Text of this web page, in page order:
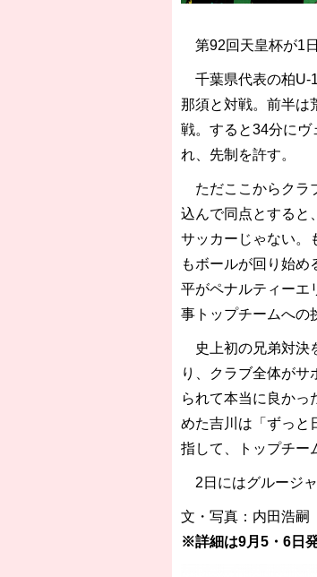
第92回天皇杯が1
千葉県代表の柏U-
那須と対戦。前半は
戦。すると34分にヴ
れ、先制を許す。
ただここからクラ
込んで同点とすると
サッカーじゃない。
もボールが回り始
平がペナルティーエ
事トップチームへの
史上初の兄弟対決
り、クラブ全体がサ
られて本当に良かっ
めた吉川は「ずっと
指して、トップチー
2日にはグルージャ
文・写真：内田浩嗣
※詳細は9月5・6日